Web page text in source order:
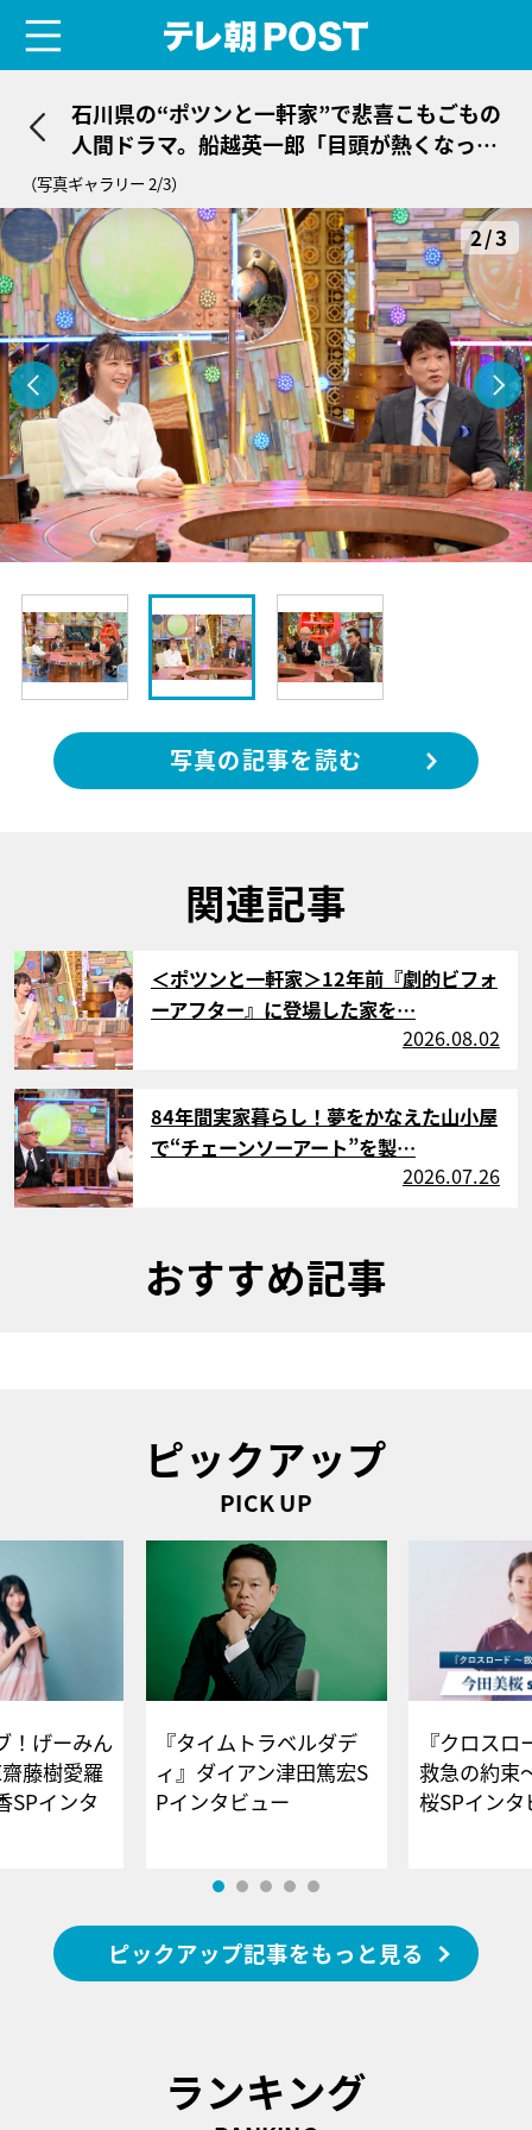
石川県の“ポツンと一軒家”で悲喜こもごもの
人間ドラマ。船越英一郎「目頭が熱くなっ
た」
（写真ギャラリー 2/3）
2/3
写真の記事を読む
関連記事
サムネイル
＜ポツンと一軒家＞12年前『劇的ビフォ
ーアフター』に登場した家を…
2026.08.02
サムネイル
84年間実家暮らし！夢をかなえた山小屋
で“チェーンソーアート”を製…
2026.07.26
おすすめ記事
ピックアップ
PICK UP
！げーみん
藤樹愛羅
SPインタ
『タイムトラベルダデ
ィ』ダイアン津田篤宏S
Pインタビュー
『クロス
救急の約束
桜SPイ
ピックアップ記事をもっと見る
ランキング